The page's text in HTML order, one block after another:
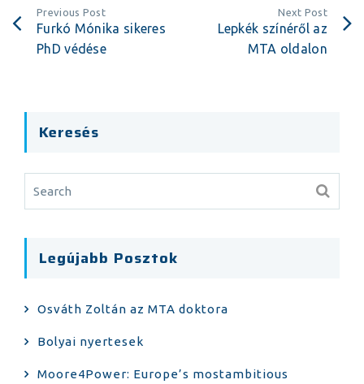
Previous Post
Furkó Mónika sikeres
PhD védése
Next Post
Lepkék színéről az
MTA oldalon
Keresés
Legújabb Posztok
Osváth Zoltán az MTA doktora
Bolyai nyertesek
Moore4Power: Europe’s mostambitious